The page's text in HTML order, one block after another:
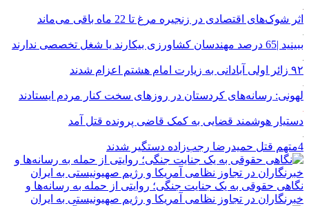
اثر شوک‌های اقتصادی در زنجیره مرغ تا 22 ماه باقی می‌ماند
ببینید |65 درصد مهندسان کشاورزی بیکارند یا شغل تخصصی ندارند
۹۲ زائر اولی آبادانی به زیارت امام هشتم اعزام شدند
لهونی: رسانه‌های کردستان در روزهای سخت کنار مردم ایستادند
دستیار هوشمند قضایی به کمک قاضی پرونده قتل آمد
4متهم قتل حمیدرضا رجب‌زاده دستگیر شدند
نگاهی حقوقی به یک جنایت جنگی؛ روایتی از حمله به رسانه‌ها و
خبرنگاران در تجاوز نظامی آمریکا و رژیم صهیونیستی به ایران